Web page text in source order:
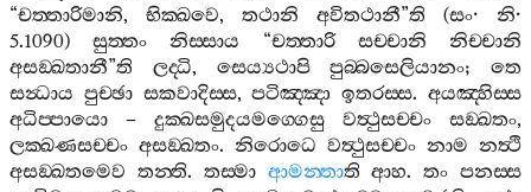
“චත‍්තාරිමානි, භික‍්ඛවෙ, තථානි අවිතථානී”ති (සං· නි·
5.1090)සුත‍්තං නිස‍්සාය “චත‍්තාරි සච‍්චානි
නිච‍්චානි
අසඞ‍්ඛතානී”ති ලද‍්ධි, සෙය්‍යථාපි පුබ‍්බසෙලියානං; තෙ
සන්‍ධාය පුච‍්ඡා සකවාදිස‍්ස,පටිඤ‍්ඤා ඉතරස‍්ස.අයඤ‍්හිස‍්ස
අධිප‍්පායො – දුක‍්ඛසමුදයමග‍්ගෙසු වත්‍ථුසච‍්චං සඞ‍්ඛතං,
ලක‍්ඛණසච‍්චං අසඞ‍්ඛතං. නිරොධෙ වත්‍ථුසච‍්චං නාම නත්‍ථි
අසඞ‍්ඛතමෙව තන‍්ති. තස‍්මා ආමන‍්තාති ආහ.තං පනස‍්ස